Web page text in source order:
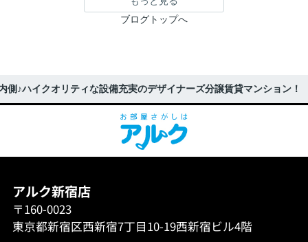
ブログトップへ
側♪ハイクオリティな設備充実のデザイナーズ分譲賃貸マンション！
アルク新宿店
〒160-0023
東京都新宿区西新宿7丁目10-19西新宿ビル4階